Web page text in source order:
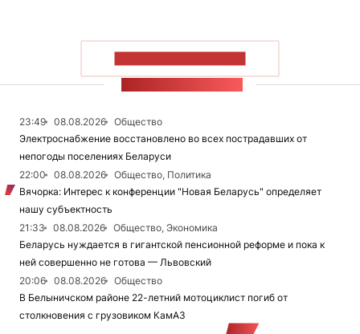
23:49 08.08.2026
Общество
Электроснабжение восстановлено во всех пострадавших от
непогоды поселениях Беларуси
22:00
08.08.2026
Общество, Политика
Вячорка: Интерес к конференции "Новая Беларусь" определяет
нашу субъектность
21:33
08.08.2026
Общество, Экономика
Беларусь нуждается в гигантской пенсионной реформе и пока к
ней совершенно не готова — Львовский
20:06
08.08.2026
Общество
В Белыничском районе 22-летний мотоциклист погиб от
столкновения с грузовиком КамАЗ